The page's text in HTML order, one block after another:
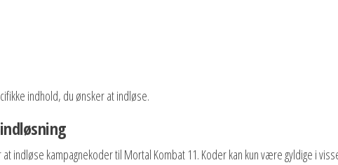
indhold, du ønsker at indløse.
indløse kampagnekoder til Mortal Kombat 11. Koder kan kun være gyldige i